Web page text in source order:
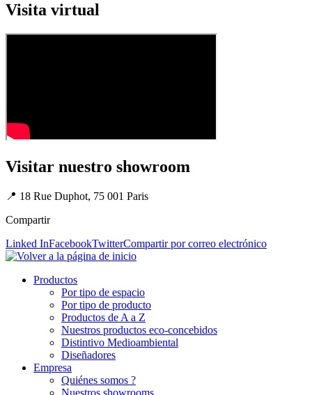
Visita virtual
Visitar nuestro showroom
📍 18 Rue Duphot, 75 001 Paris
Compartir
Linked InFacebookTwitterCompartir por correo electrónico
Productos
Por tipo de espacio
Por tipo de producto
Productos de A a Z
Nuestros productos eco-concebidos
Distintivo Medioambiental
Diseñadores
Empresa
Quiénes somos ?
Nuestros showrooms